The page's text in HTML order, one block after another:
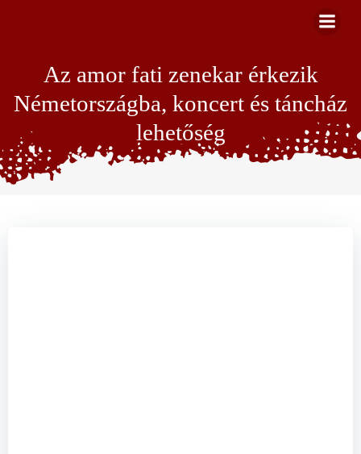
Az amor fati zenekar érkezik
Németországba, koncert és táncház
lehetőség